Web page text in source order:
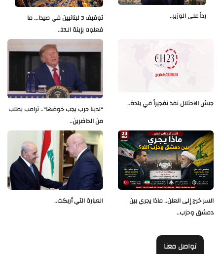
توقيف 3 لبنانيين في صيدا... ما
فعلوه بإبنة الـ13..
رداً على الوزير..
"لدينا حرب يجب خوضها".. ترامب يطلب
من الحاضرين..
جيش الاحتلال نفذ تفجيراً في بلدة..
العبارة التي أربكت..
السر خرج إلى العلن.. ماذا يجري بين
دمشق وحزب..
تواصل معنا